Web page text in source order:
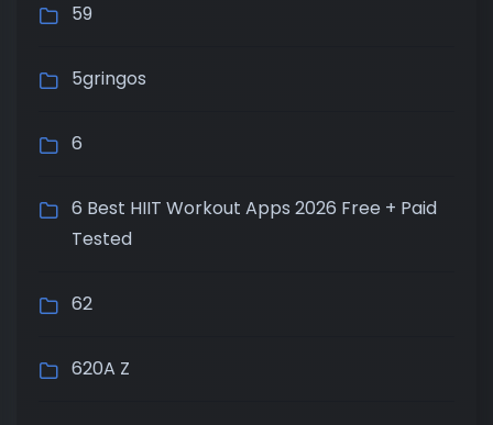
59
5gringos
6
6 Best HIIT Workout Apps 2026 Free + Paid
Tested
62
620A Z